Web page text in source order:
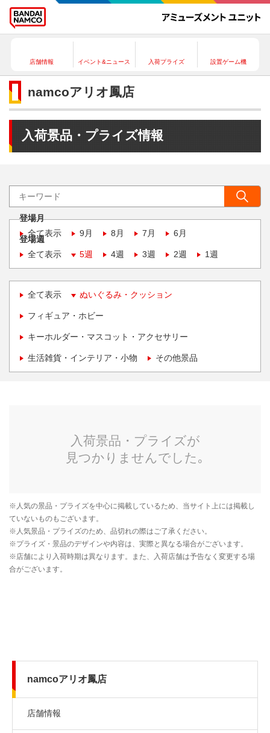
店舗情報 イベント&ニュース 入荷プライズ 設置ゲーム機
namcoアリオ鳳店
入荷景品・プライズ情報
登場月
全て表示
9月 8月 7月 6月
登場週
全て表示
5週 4週 3週 2週 1週
全て表示 ぬいぐるみ・クッション
フィギュア・ホビー
キーホルダー・マスコット・アクセサリー
生活雑貨・インテリア・小物 その他景品
namcoアリオ鳳店
店舗情報